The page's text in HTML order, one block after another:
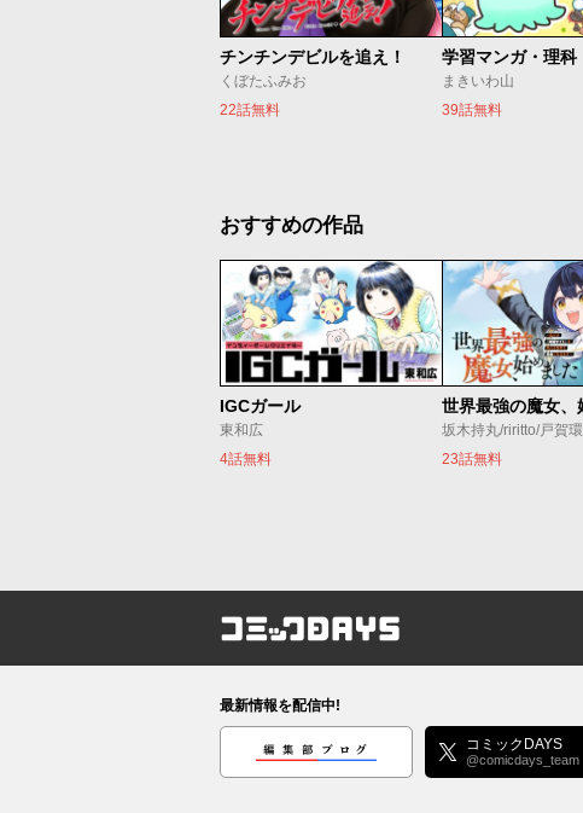
チンチンデビルを追え！
くぼたふみお
22話無料
まきいわ山
39話無料
おすすめの作品
IGCガール
東和広
4話無料
坂木持丸/riritto/戸賀環
23話無料
コミックDAYS
最新情報を配信中!
編集部ブログ コミックDAYS
@comicdays_team